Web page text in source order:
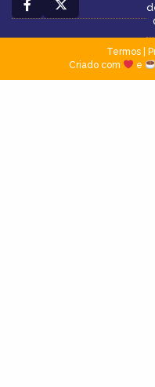
Termos|
Criado com
e